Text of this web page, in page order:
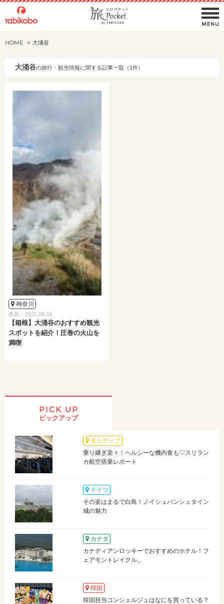
HOME 大涌谷
大涌谷の旅行・観光情報に関する記事一覧（1件）
神奈川
更新：2021.08.24
【箱根】大涌谷のおすすめ観光
スポットを紹介！圧巻の火山を
満喫
PICK UP
ピックアップ
モルディブ
乗り継ぎ楽々！ヘルシーな機内食も♡スリラン
カ航空搭乗レポート
ドイツ
その姿はまるで白鳥！ノイシュバンシュタイン
城の魅力
カナダ
カナディアンロッキーでおすすめのホテル！フ
ェアモントレイクル...
韓国
韓国担当コンシェルジュはなにを買っている？